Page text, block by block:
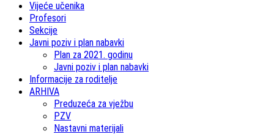
Vijeće učenika
Profesori
Sekcije
Javni poziv i plan nabavki
Plan za 2021. godinu
Javni poziv i plan nabavki
Informacije za roditelje
ARHIVA
Preduzeća za vježbu
PZV
Nastavni materijali